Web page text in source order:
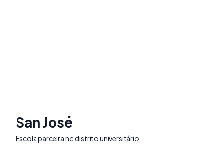
San José
Escola parceira no distrito universitário